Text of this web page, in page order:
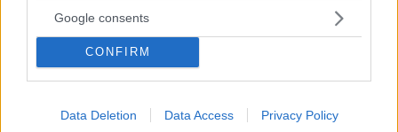
Google consents
CONFIRM
Data Deletion Data Access Privacy Policy
digital para quedarse. Menú digital QR para el
sector gastronómico de Argentina con Recafy.